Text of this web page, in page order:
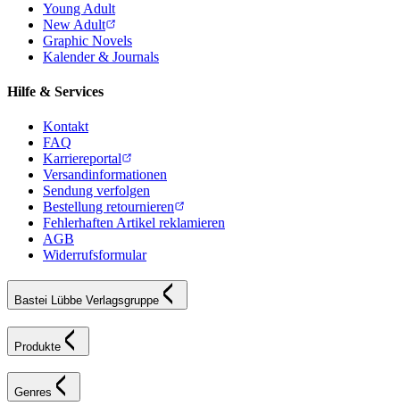
Young Adult
New Adult
Graphic Novels
Kalender & Journals
Hilfe & Services
Kontakt
FAQ
Karriereportal
Versandinformationen
Sendung verfolgen
Bestellung retournieren
Fehlerhaften Artikel reklamieren
AGB
Widerrufsformular
Bastei Lübbe Verlagsgruppe
Produkte
Genres